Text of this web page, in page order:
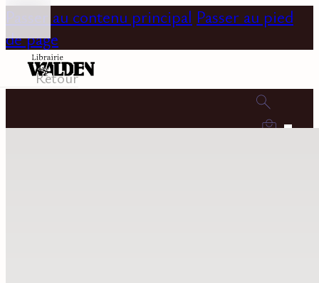
Passer au contenu principal Passer au pied
de page
0
Retour